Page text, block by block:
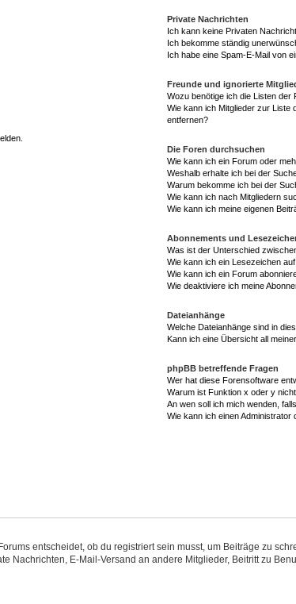
Private Nachrichten
Ich kann keine Privaten
Ich bekomme ständig
Ich habe eine Spam-E-Mail von
Freunde und ignorierte
Wozu benötige ich die Listen der
Wie kann ich Mitglieder zur Liste
entfernen?
Die Foren durchsuchen
Wie kann ich ein Forum oder
Weshalb erhalte ich bei der
Warum bekomme ich bei der
Wie kann ich nach Mitgliedern
Wie kann ich meine eigenen
Abonnements und
Was ist der Unterschied
Wie kann ich ein Lesezeichen
Wie kann ich ein Forum
Wie deaktiviere ich meine
Dateianhänge
Welche Dateianhänge sind in
Kann ich eine Übersicht all
phpBB betreffende Fragen
Wer hat diese Forensoftware
Warum ist Funktion x oder y
An wen soll ich mich wenden,
Wie kann ich einen
entscheidet, ob du registriert sein musst, um Beiträge zu
Nachrichten, E-Mail-Versand an andere Mitglieder, Beitritt zu